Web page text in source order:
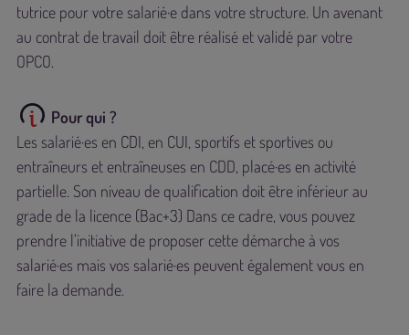
tutrice pour votre salarié·e dans votre structure. Un avenant
au contrat de travail doit être réalisé et validé par votre
OPCO.
Pour qui ?
Les salarié·es en CDI, en CUI, sportifs et sportives ou
entraîneurs et entraîneuses en CDD, placé·es en activité
partielle. Son niveau de qualification doit être inférieur au
grade de la licence (Bac+3) Dans ce cadre, vous pouvez
prendre l’initiative de proposer cette démarche à vos
salarié·es mais vos salarié·es peuvent également vous en
faire la demande.